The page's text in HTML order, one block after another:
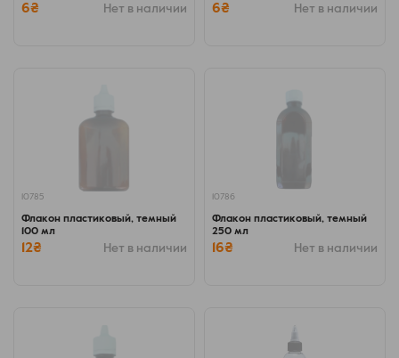
6₴ Нет в наличии 6₴ Нет в наличии
10785
Флакон пластиковый, темный
100 мл
12₴ Нет в наличии
10786
Флакон пластиковый, темный
250 мл
16₴ Нет в наличии